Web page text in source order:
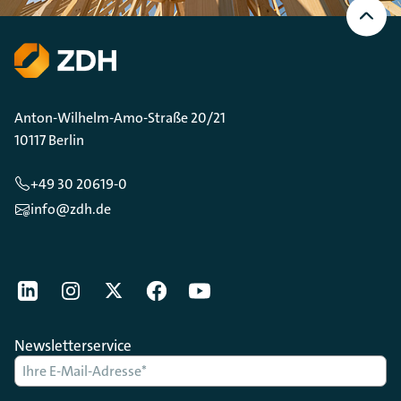
oben
Scrollen
Anton-Wilhelm-Amo-Straße 20/21
10117 Berlin
+49 30 20619-0
info@zdh.de
[Der ZDH in den Sozialen Netzwerken]
LinkedIninstagramTwitterFacebookYoutube
Newsletterservice